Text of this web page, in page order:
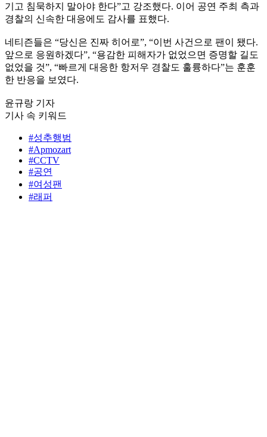
기고 침묵하지 말아야 한다”고 강조했다. 이어 공연 주최 측과
경찰의 신속한 대응에도 감사를 표했다.
네티즌들은 “당신은 진짜 히어로”, “이번 사건으로 팬이 됐다.
앞으로 응원하겠다”, “용감한 피해자가 없었으면 증명할 길도
없었을 것”, “빠르게 대응한 항저우 경찰도 훌륭하다”는 훈훈
한 반응을 보였다.
윤규랑 기자
기사 속 키워드
#성추행범
#Apmozart
#CCTV
#공연
#여성팬
#래퍼